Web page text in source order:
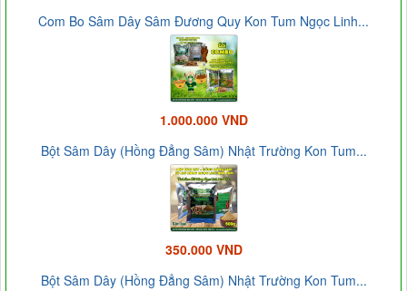
Com Bo Sâm Dây Sâm Đương Quy Kon Tum Ngọc Linh...
1.000.000 VND
Bột Sâm Dây (Hồng Đẳng Sâm) Nhật Trường Kon Tum...
350.000 VND
Bột Sâm Dây (Hồng Đẳng Sâm) Nhật Trường Kon Tum...